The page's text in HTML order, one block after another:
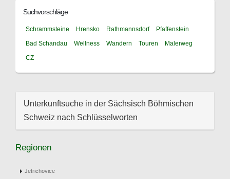
Suchvorschläge
Schrammsteine Hrensko Rathmannsdorf
Pfaffenstein
Bad Schandau
Wellness Wandern Touren
Malerweg
CZ
Unterkunftsuche in der Sächsisch Böhmischen
Schweiz nach Schlüsselworten
Regionen
Jetrichovice